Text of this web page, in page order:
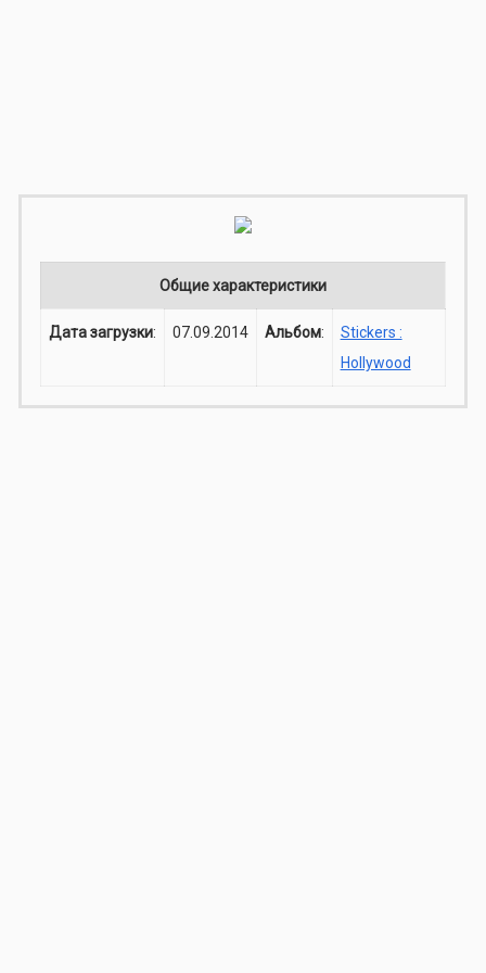
Общие характеристики
Дата загрузки: 07.09.2014 Альбом:
Stickers :
Hollywood